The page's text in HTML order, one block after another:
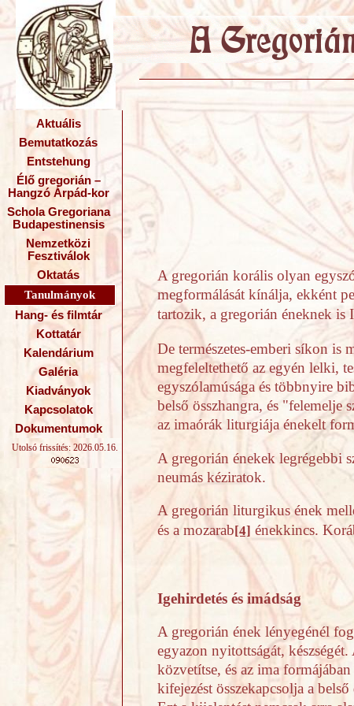
Aktuális
Bemutatkozás
Entstehung
Élő gregorián –
Hangzó Árpád-kor
Schola Gregoriana
Budapestinensis
Nemzetközi
Fesztiválok
Oktatás
Tanulmányok
Hang- és filmtár
Kottatár
Kalendárium
Galéria
Kiadványok
Kapcsolatok
Dokumentumok
Utolsó frissítés: 2026.05.16.
A gregorián korális olyan
megformálását kínálja, ekként
tartozik, a gregorián éneknek is
De természetes-emberi síkon is
megfeleltethető az egyén lelki,
egyszólamúsága és többnyire
belső összhangra, és "felemelje
az imaórák liturgiája énekelt
A gregorián énekek legrégebbi
neumás kéziratok.
A gregorián liturgikus ének
és a mozarab [4] énekkincs.
Igehirdetés és imádság
A gregorián ének lényegénél
egyazon nyitottságát,
közvetítse, és az ima
kifejezést összekapcsolja a